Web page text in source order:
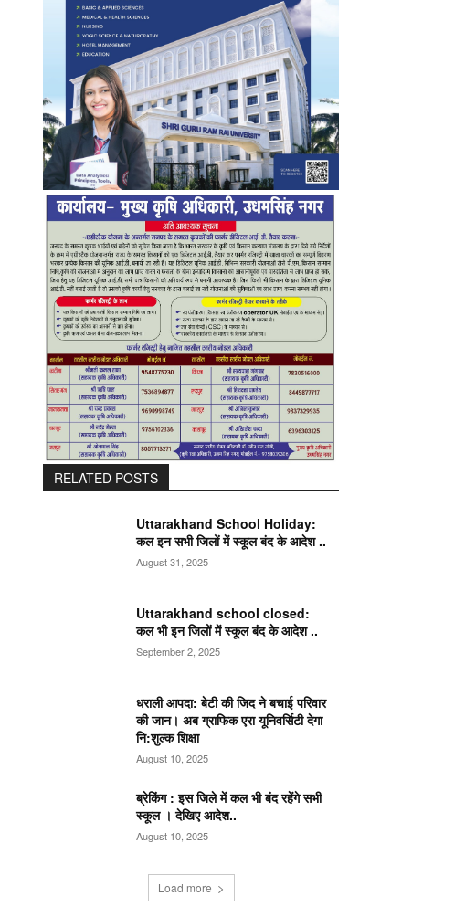
RELATED POSTS
Uttarakhand School Holiday:
कल इन सभी जिलों में स्कूल बंद के आदेश ..
August 31, 2025
Uttarakhand school closed:
कल भी इन जिलों में स्कूल बंद के आदेश ..
September 2, 2025
धराली आपदा: बेटी की जिद ने बचाई परिवार
की जान। अब ग्राफिक एरा यूनिवर्सिटी देगा
नि:शुल्क शिक्षा
August 10, 2025
ब्रेकिंग : इस जिले में कल भी बंद रहेंगे सभी
स्कूल । देखिए आदेश..
August 10, 2025
Load more